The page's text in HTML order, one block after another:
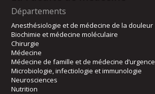
Départements
Anesthésiologie et de médecine de la douleur
Biochimie et médecine moléculaire
Chirurgie
Médecine
Médecine de famille et de médecine d’urgence
Microbiologie, infectiologie et immunologie
Neurosciences
Nutrition